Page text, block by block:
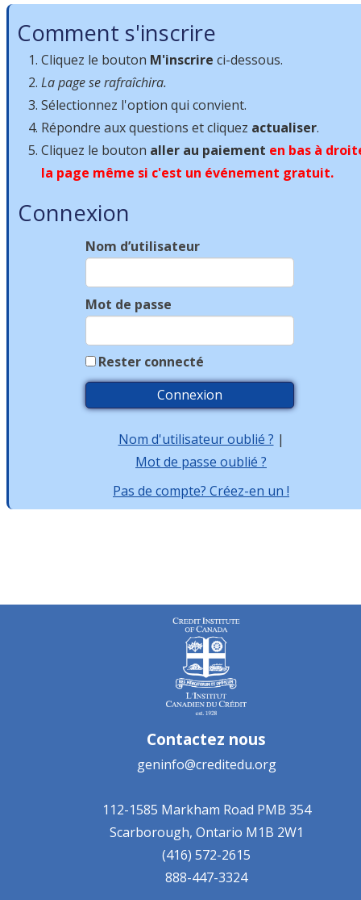
Quarter page Conference Program Ad
09/06/2026
Comment s'inscrire
Cliquez le bouton M'inscrire ci-dessous.
La page se rafraîchira.
Sélectionnez l'option qui convient.
Répondre aux questions et cliquez actualiser.
Cliquez le bouton aller au paiement en bas à
la page même si c'est un événement gratuit.
Connexion
Nom d’utilisateur
Mot de passe
Rester connecté
Nom d'utilisateur oublié ? |
Mot de passe oublié ?
Pas de compte? Créez-en un !
Contactez nous
geninfo@creditedu.org
112-1585 Markham Road PMB 354
Scarborough, Ontario M1B 2W1
(416) 572-2615
888-447-3324